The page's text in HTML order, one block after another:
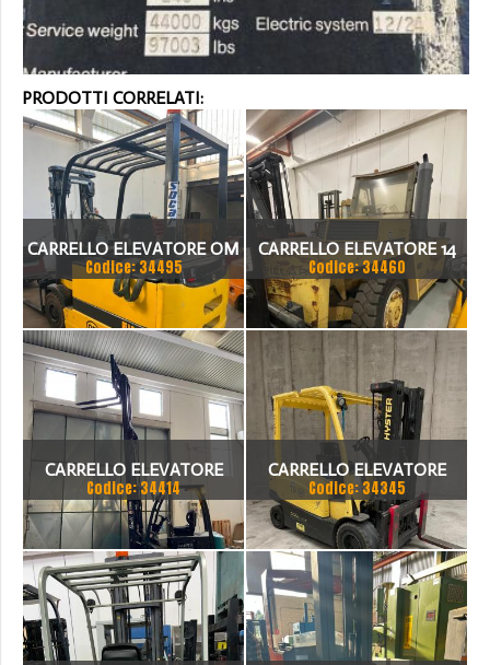
PRODOTTI CORRELATI:
CARRELLO ELEVATORE OM
EU 30
Codice: 34495
CARRELLO ELEVATORE 14
TON CAT 3208
Codice: 34460
CARRELLO ELEVATORE
ELETTRICO BAOLI KBE20
Codice: 34414
CARRELLO ELEVATORE
HYSTER PORTATA 3500 KG
Codice: 34345